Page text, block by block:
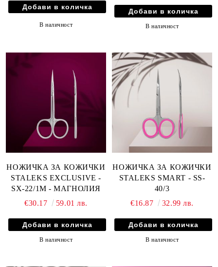
В наличност В наличност
НОЖИЧКА ЗА КОЖИЧКИ
STALEKS EXCLUSIVE -
SX-22/1M - МАГНОЛИЯ
€30.17
59.01 лв.
В наличност
НОЖИЧКА ЗА КОЖИЧКИ
STALEKS SMART - SS-
40/3
€16.87
32.99 лв.
В наличност